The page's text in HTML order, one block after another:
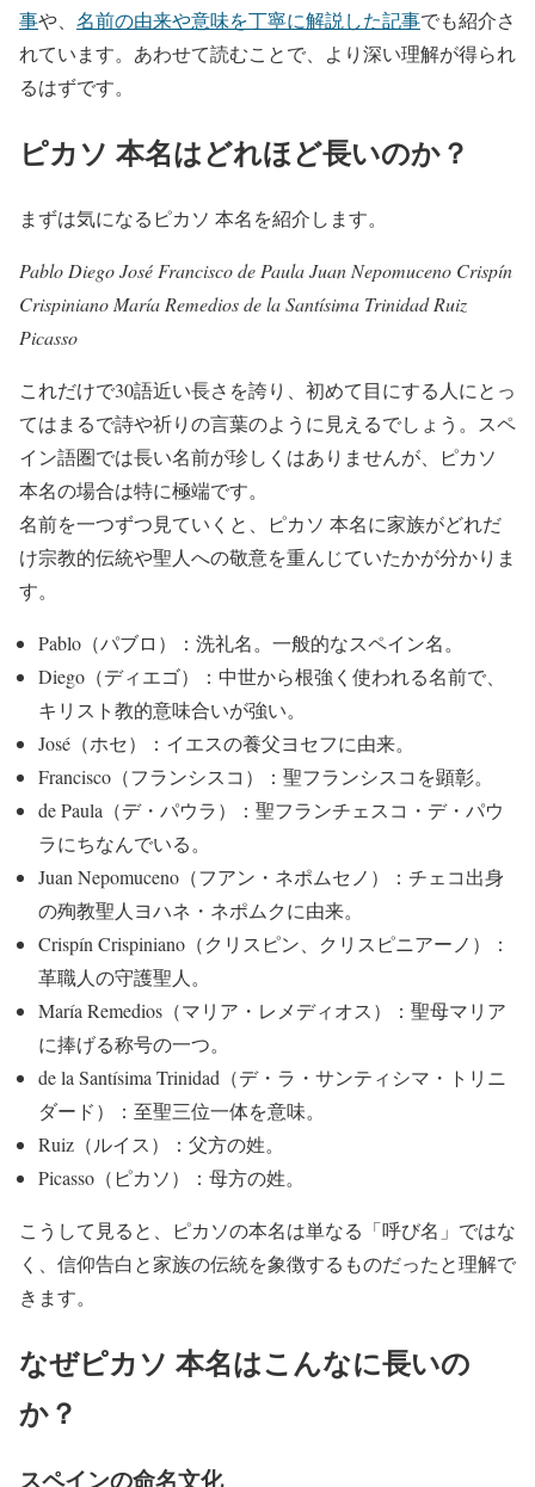
事や、 名前の由来や意味を丁寧に解説した記事でも紹介さ
れています。あわせて読むことで、より深い理解が得られ
るはずです。
ピカソ 本名はどれほど長いのか？
まずは気になるピカソ 本名を紹介します。
Pablo Diego José Francisco de Paula Juan Nepomuceno Crispín
Crispiniano María Remedios de la Santísima Trinidad Ruiz
Picasso
これだけで30語近い長さを誇り、初めて目にする人にとっ
てはまるで詩や祈りの言葉のように見えるでしょう。スペ
イン語圏では長い名前が珍しくはありませんが、ピカソ
本名の場合は特に極端です。
名前を一つずつ見ていくと、ピカソ 本名に家族がどれだ
け宗教的伝統や聖人への敬意を重んじていたかが分かりま
す。
Pablo（パブロ）：洗礼名。一般的なスペイン名。
Diego（ディエゴ）：中世から根強く使われる名前で、
キリスト教的意味合いが強い。
José（ホセ）：イエスの養父ヨセフに由来。
Francisco（フランシスコ）：聖フランシスコを顕彰。
de Paula（デ・パウラ）：聖フランチェスコ・デ・パウ
ラにちなんでいる。
Juan Nepomuceno（フアン・ネポムセノ）：チェコ出身
の殉教聖人ヨハネ・ネポムクに由来。
Crispín Crispiniano（クリスピン、クリスピニアーノ）：
革職人の守護聖人。
María Remedios（マリア・レメディオス）：聖母マリア
に捧げる称号の一つ。
de la Santísima Trinidad（デ・ラ・サンティシマ・トリニ
ダード）：至聖三位一体を意味。
Ruiz（ルイス）：父方の姓。
Picasso（ピカソ）：母方の姓。
こうして見ると、ピカソの本名は単なる「呼び名」ではな
く、信仰告白と家族の伝統を象徴するものだったと理解で
きます。
なぜピカソ 本名はこんなに長いの
か？
スペインの命名文化